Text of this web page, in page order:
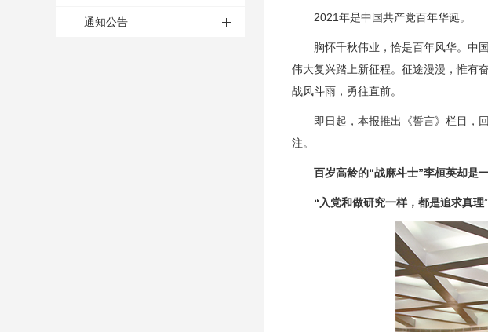
通知公告 2021年是中国共产党百年华诞。
胸怀千秋伟业，恰是百年风华。中国
伟大复兴踏上新征程。征途漫漫，惟有
战风斗雨，勇往直前。
即日起，本报推出《誓言》栏目，回
注。
百岁高龄的“战麻斗士”李桓英却是
“入党和做研究一样，都是追求真理”